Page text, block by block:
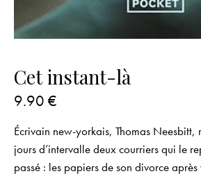
Cet instant-là
9.90 €
Écrivain new-yorkais, Thomas Neesbitt,
jours d’intervalle deux courriers qui le
passé : les papiers de son divorce